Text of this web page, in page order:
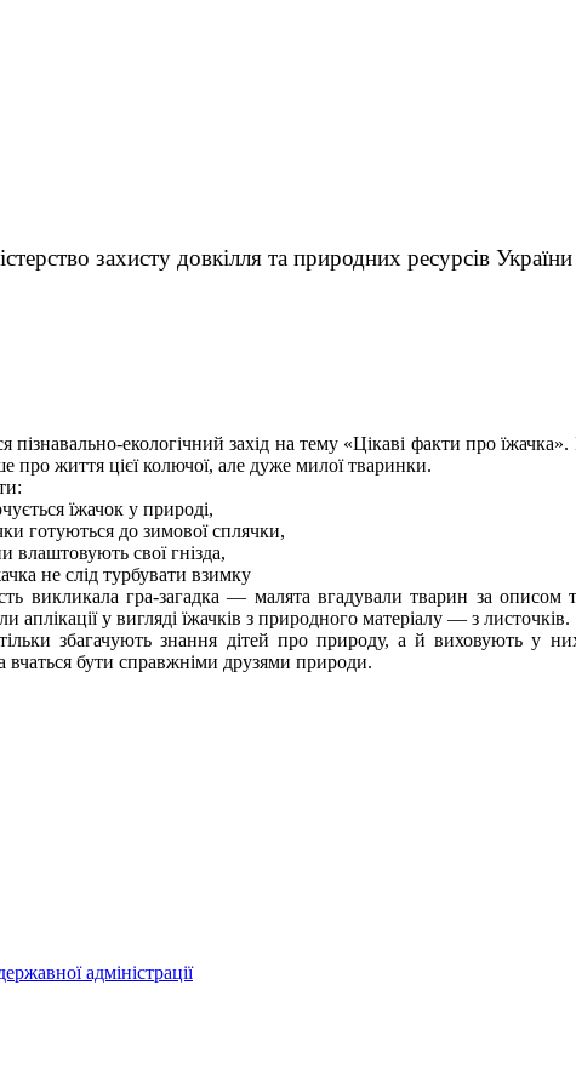
захисту довкілля та природних ресурсів України
пізнавально-екологічний захід на тему «Цікаві факти про
про життя цієї колючої, але дуже милої тваринки.
їжачок у природі,
готуються до зимової сплячки,
влаштовують свої гнізда,
не слід турбувати взимку
викликала гра-загадка — малята вгадували тварин за
аплікації у вигляді їжачків з природного матеріалу — з листочків.
збагачують знання дітей про природу, а й виховують у
вчаться бути справжніми друзями природи.
адміністрації